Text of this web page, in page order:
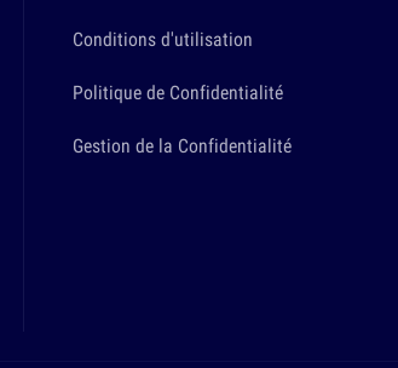
Conditions d'utilisation
Politique de Confidentialité
Gestion de la Confidentialité